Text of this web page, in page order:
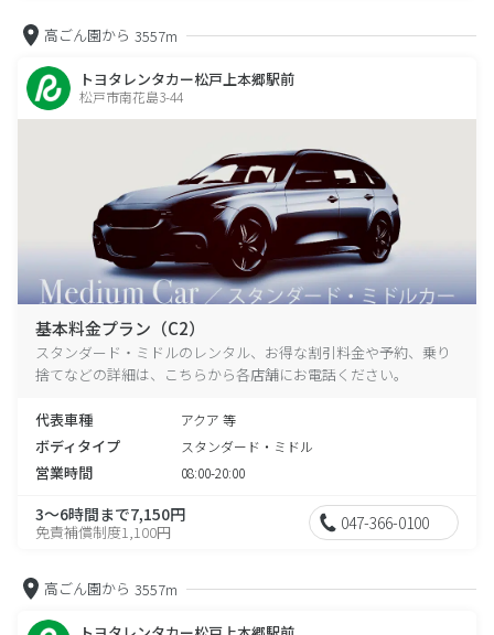
高ごん園から 3557m
トヨタレンタカー松戸上本郷駅前
松戸市南花島3-44
基本料金プラン（C2）
スタンダード・ミドルのレンタル、お得な割引料金や予約、乗り
捨てなどの詳細は、こちらから各店舗にお電話ください。
代表車種 アクア 等
ボディタイプ スタンダード・ミドル
営業時間 08:00-20:00
3～6時間まで7,150円
免責補償制度1,100円 047-366-0100
高ごん園から 3557m